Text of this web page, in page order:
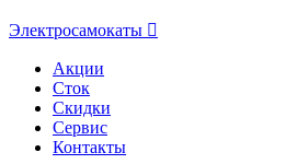
Электросамокаты
Акции
Сток
Скидки
Сервис
Контакты